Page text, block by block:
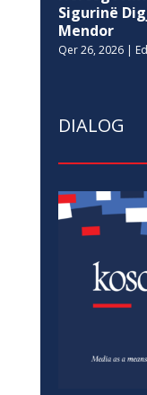
Sigurinë
Mendor
Qer 26, 2026|
DIALOG